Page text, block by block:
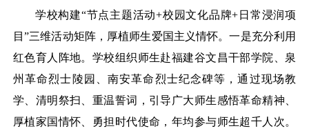
学校构建“节点主题活动+校园文化品牌+日常浸润项
目”三维活动矩阵，厚植师生爱国主义情怀。一是充分利用
红色育人阵地。学校组织师生赴福建谷文昌干部学院、泉
州革命烈士陵园、南安革命烈士纪念碑等，通过现场教
学、清明祭扫、重温誓词，引导广大师生感悟革命精神、
厚植家国情怀、勇担时代使命，年均参与师生超千人次。